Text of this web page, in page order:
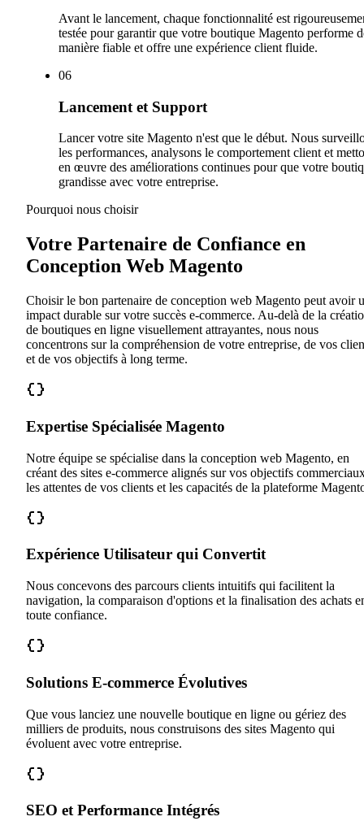
Avant le lancement, chaque fonctionnalité est
testée pour garantir que votre boutique Magento performe
manière fiable et offre une expérience client fluide.
06
Lancement et Support
Lancer votre site Magento n'est que le début. Nous
les performances, analysons le comportement client et
en œuvre des améliorations continues pour que votre
grandisse avec votre entreprise.
Pourquoi nous choisir
Votre Partenaire de Confiance en
Conception Web Magento
Choisir le bon partenaire de conception web Magento peut avoir
impact durable sur votre succès e-commerce. Au-delà de la
de boutiques en ligne visuellement attrayantes, nous nous
concentrons sur la compréhension de votre entreprise, de vos
et de vos objectifs à long terme.
Expertise Spécialisée Magento
Notre équipe se spécialise dans la conception web Magento, en
créant des sites e-commerce alignés sur vos objectifs
les attentes de vos clients et les capacités de la plateforme
Expérience Utilisateur qui Convertit
Nous concevons des parcours clients intuitifs qui facilitent la
navigation, la comparaison d'options et la finalisation des achats
toute confiance.
Solutions E-commerce Évolutives
Que vous lanciez une nouvelle boutique en ligne ou gériez des
milliers de produits, nous construisons des sites Magento qui
évoluent avec votre entreprise.
SEO et Performance Intégrés